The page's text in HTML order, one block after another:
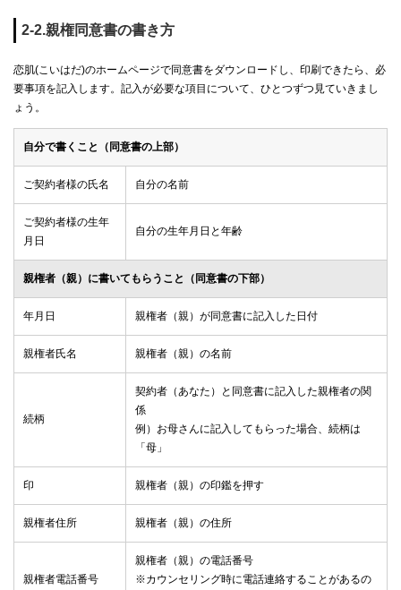
2-2.親権同意書の書き方
恋肌(こいはだ)のホームページで同意書をダウンロードし、印刷できたら、必
要事項を記入します。記入が必要な項目について、ひとつずつ見ていきまし
ょう。
自分で書くこと（同意書の上部）
ご契約者様の氏名 自分の名前
ご契約者様の生年
月日
自分の生年月日と年齢
親権者（親）に書いてもらうこと（同意書の下部）
年月日 親権者（親）が同意書に記入した日付
親権者氏名 親権者（親）の名前
続柄
契約者（あなた）と同意書に記入した親権者の関
係
例）お母さんに記入してもらった場合、続柄は
「母」
印 親権者（親）の印鑑を押す
親権者住所 親権者（親）の住所
親権者電話番号
親権者（親）の電話番号
※カウンセリング時に電話連絡することがあるの